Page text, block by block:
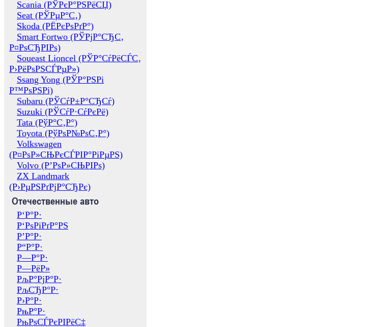
Scania (РЎРєР°РЅРёСЏ)
Seat (РЎРµР°С‚)
Skoda (РЁРєРѕРґР°)
Smart Fortwo (РЎРјР°СЂС‚
Р¤РѕСЂРІРѕ)
Soueast Lioncel (РЎР°СѓРёСЃС‚
Р›РёРѕРЅСЃРµР»)
Ssang Yong (РЎР°РЅРі
Р™РѕРЅРі)
Subaru (РЎСѓР±Р°СЂСѓ)
Suzuki (РЎСѓР·СѓРєРё)
Tata (РўР°С‚Р°)
Toyota (РўРѕР№РѕС‚Р°)
Volkswagen
(Р¤РѕР»СЊРєСЃРІР°РіРµРЅ)
Volvo (Р’РѕР»СЊРІРѕ)
ZX Landmark
(Р›РµРЅРґРјР°СЂРє)
Отечественные авто
Р‘Р°Р·
Р‘РѕРіРґР°РЅ
Р’Р°Р·
Р“Р°Р·
Р—Р°Р·
Р—РёР»
РљР°РјР°Р·
РљСЂР°Р·
Р›Р°Р·
РњР°Р·
РњРѕСЃРєРІРёС‡